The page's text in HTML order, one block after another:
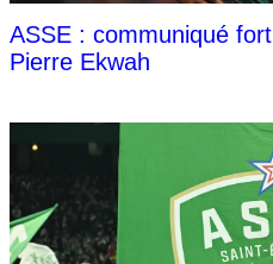
ASSE : communiqué
Pierre Ekwah